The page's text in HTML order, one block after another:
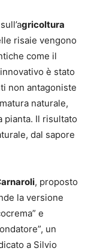
gricoltura
risaie vengono
come il
è stato
non antagoniste
naturale,
pianta. Il risultato
dal sapore
, proposto
la versione
e
un
a Silvio